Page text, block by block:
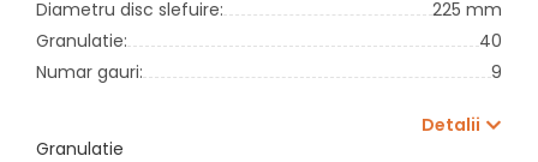
Diametru disc slefuire:
225 mm
Granulatie:
40
Numar gauri:
9
Detalii
Granulatie